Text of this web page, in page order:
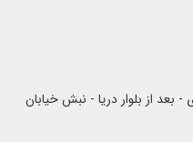
از بلوار دریا - نبش خیابان